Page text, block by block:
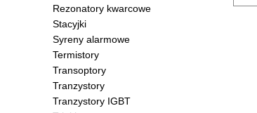
Rezonatory kwarcowe
Stacyjki
Syreny alarmowe
Termistory
Transoptory
Tranzystory
Tranzystory IGBT